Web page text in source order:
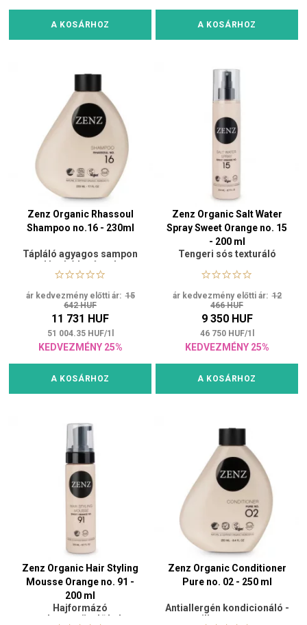
A KOSÁRHOZ A KOSÁRHOZ
Zenz Organic Rhassoul
Shampoo no.16 - 230ml
Tápláló agyagos sampon
lágyító hatással
ár kedvezmény előtti ár:15
642 HUF
11 731 HUF
51 004.35 HUF/1
KEDVEZMÉNY 25%
A KOSÁRHOZ
Zenz Organic Salt Water
Spray Sweet Orange no. 15
- 200 ml
Tengeri sós texturáló
ár kedvezmény előtti ár:12
466 HUF
9 350 HUF
46 750 HUF/1
KEDVEZMÉNY 25%
A KOSÁRHOZ
Zenz Organic Hair Styling
Mousse Orange no. 91 -
200 ml
Hajformázó
volumennövelő hab
Zenz Organic Conditioner
Pure no. 02 - 250 ml
Antiallergén kondicionáló -
illatmentes